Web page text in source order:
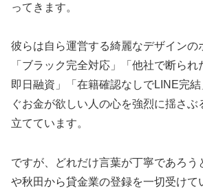
ってきます。
彼らは自ら運営する綺麗なデザインの
「ブラック完全対応」「他社で断ら
即日融資」「在籍確認なしでLINE完
ぐお金が欲しい人の心を強烈に揺さ
立てています。
ですが、どれだけ言葉が丁寧であろう
や秋田から貸金業の登録を一切受けて